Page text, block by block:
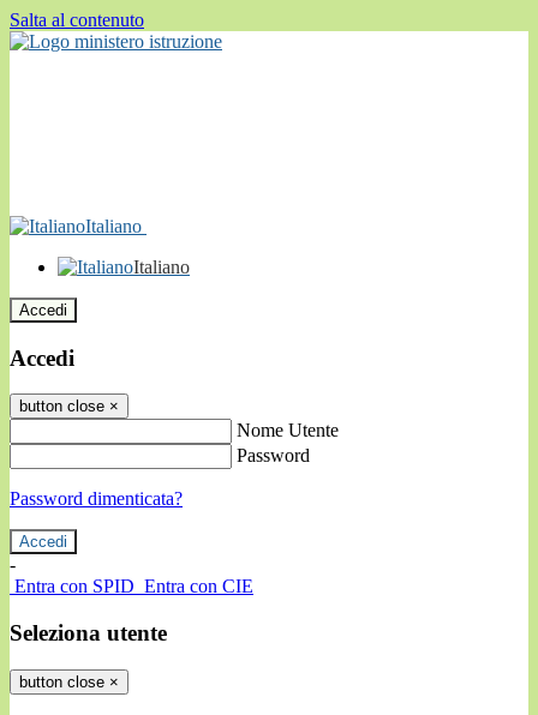
Salta al contenuto
Italiano
Italiano
Accedi
Accedi
button close ×
Nome Utente
Password
Password dimenticata?
-
Entra con SPID Entra con CIE
Seleziona utente
button close ×